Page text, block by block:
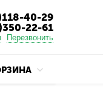
40-29
22-61
Перезвонить